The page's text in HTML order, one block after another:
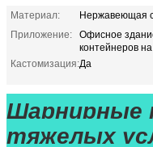
Материал:
Нержавеющая
Приложение:
Офисное
контейнеров
Кастомизация:Да
Шарнирные
тяжелых